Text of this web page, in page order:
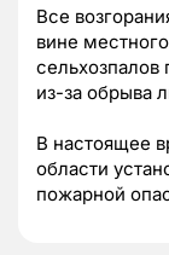
Все
вине
из-за обрыва
В настоящее
области
пожарной